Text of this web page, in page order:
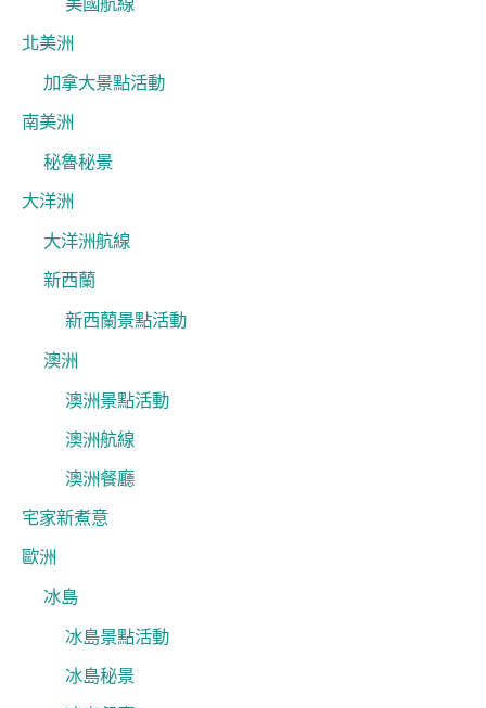
北美洲
加拿大景點活動
南美洲
秘魯秘景
大洋洲
大洋洲航線
新西蘭
新西蘭景點活動
澳洲
澳洲景點活動
澳洲航線
澳洲餐廳
宅家新煮意
歐洲
冰島
冰島景點活動
冰島秘景